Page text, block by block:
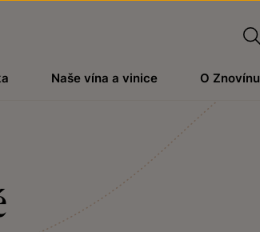
Naše vína a vinice O Znovínu